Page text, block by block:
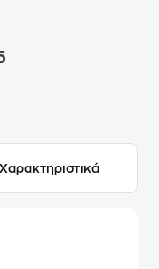
Χαρακτηριστικά